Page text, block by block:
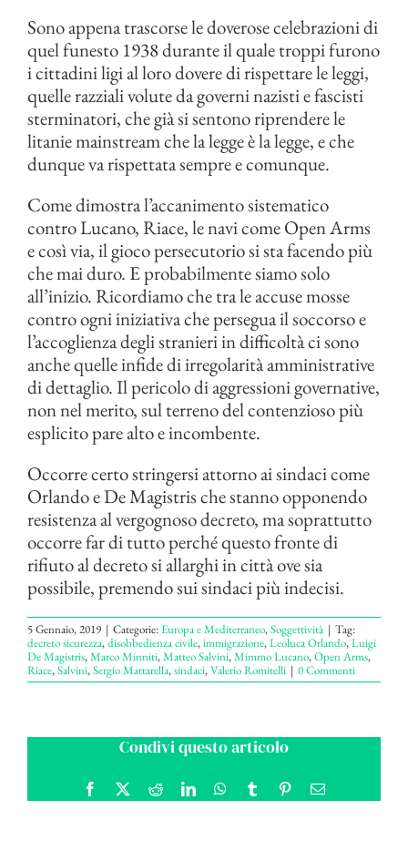
Sono appena trascorse le doverose celebrazioni di
quel funesto 1938 durante il quale troppi furono
i cittadini ligi al loro dovere di rispettare le leggi,
quelle razziali volute da governi nazisti e fascisti
sterminatori, che già si sentono riprendere le
litanie mainstream che la legge è la legge, e che
dunque va rispettata sempre e comunque.
Come dimostra l’accanimento sistematico
contro Lucano, Riace, le navi come Open Arms
e così via, il gioco persecutorio si sta facendo più
che mai duro. E probabilmente siamo solo
all’inizio. Ricordiamo che tra le accuse mosse
contro ogni iniziativa che persegua il soccorso e
l’accoglienza degli stranieri in difficoltà ci sono
anche quelle infide di irregolarità amministrative
di dettaglio. Il pericolo di aggressioni governative,
non nel merito, sul terreno del contenzioso più
esplicito pare alto e incombente.
Occorre certo stringersi attorno ai sindaci come
Orlando e De Magistris che stanno opponendo
resistenza al vergognoso decreto, ma soprattutto
occorre far di tutto perché questo fronte di
rifiuto al decreto si allarghi in città ove sia
possibile, premendo sui sindaci più indecisi.
5 Gennaio, 2019 | Categorie:Europa e Mediterraneo,Soggettività | Tag:
decreto sicurezza,disobbedienza civile,immigrazione,Leoluca Orlando,Luigi
De Magistris,Marco Minniti,Matteo Salvini,Mimmo Lucano,Open Arms,
Riace,Salvini,Sergio Mattarella,sindaci,Valerio Romitelli | 0 Commenti
Condivi questo articolo
Facebook RedditLinkedInWhatsApp
Tumblr PinterestEmail